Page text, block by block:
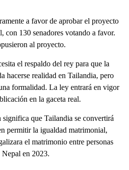
a favor de aprobar el proyecto
con 130 senadores votando a favor.
al proyecto.
el respaldo del rey para que la
hacerse realidad en Tailandia, pero
formalidad. La ley entrará en vigor
en la gaceta real.
que Tailandia se convertirá
permitir la igualdad matrimonial,
el matrimonio entre personas
en 2023.